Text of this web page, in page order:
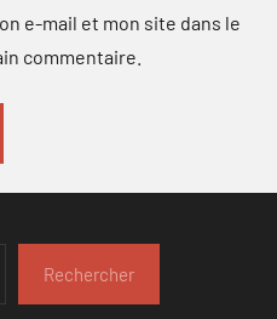
e-mail et mon site dans le
commentaire.
Rechercher